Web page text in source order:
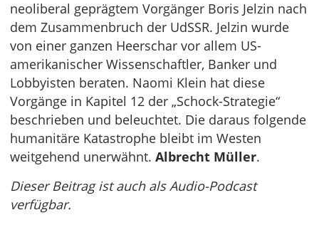
neoliberal geprägtem Vorgänger Boris Jelzin nach
dem Zusammenbruch der UdSSR. Jelzin wurde
von einer ganzen Heerschar vor allem US-
amerikanischer Wissenschaftler, Banker und
Lobbyisten beraten. Naomi Klein hat diese
Vorgänge in Kapitel 12 der „Schock-Strategie“
beschrieben und beleuchtet. Die daraus folgende
humanitäre Katastrophe bleibt im Westen
weitgehend unerwähnt. Albrecht Müller.
Dieser Beitrag ist auch als Audio-Podcast
verfügbar.